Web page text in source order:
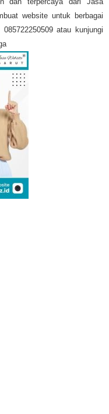
website untuk berbagai
atau kunjungi